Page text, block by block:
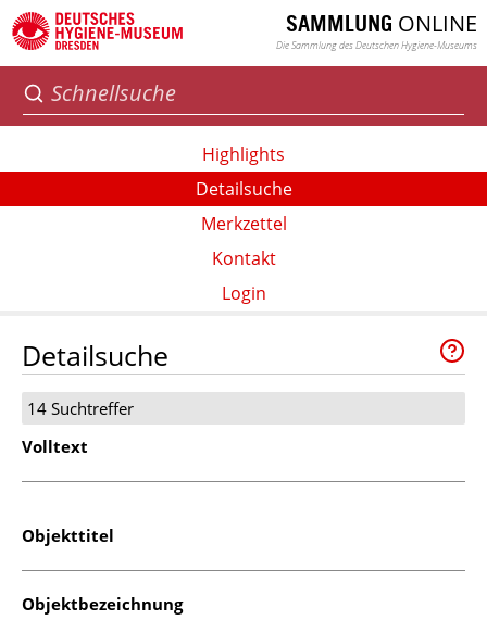
SAMMLUNG ONLINE
Die Sammlung des Deutschen Hygiene-Museums
Highlights
Detailsuche
Merkzettel
Kontakt
Login
Detailsuche
14 Suchtreffer
Volltext
Objekttitel
Objektbezeichnung